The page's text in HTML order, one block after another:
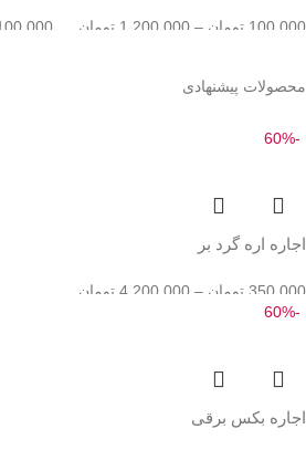
100,000 تومان –
1,200,000 تومان
محصولات پیشنهادی
-60%
اجاره اره گرد بر
350,000 تومان –
4,200,000 تومان
-60%
اجاره بکس برقی